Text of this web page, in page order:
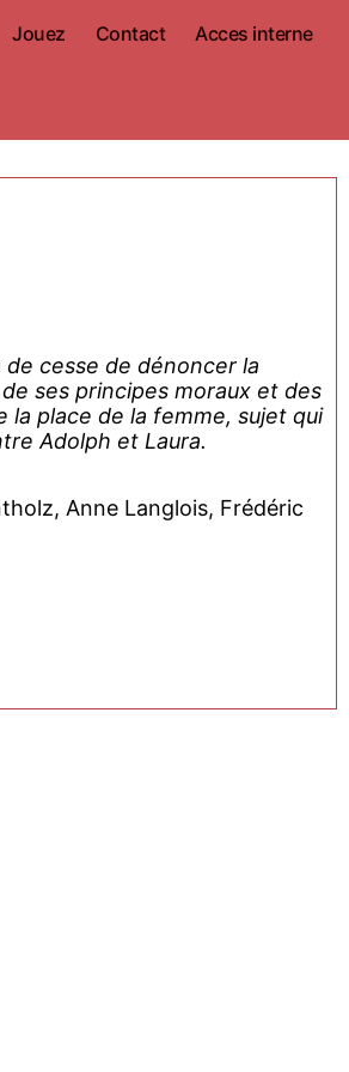
Jouez Contact Acces interne
cesse de dénoncer la
ses principes moraux et des
place de la femme, sujet qui
Adolph et Laura.
Anne Langlois, Frédéric